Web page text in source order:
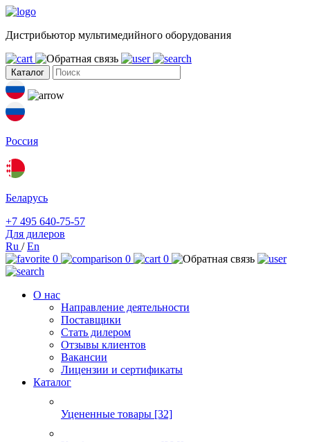
Дистрибьютор мультимедийного оборудования
Каталог
Россия
Беларусь
+7 495 640-75-57
Для дилеров
Ru /En
0
0 0
О нас
Направление деятельности
Поставщики
Стать дилером
Отзывы клиентов
Вакансии
Лицензии и сертификаты
Каталог
Уцененные товары [32]